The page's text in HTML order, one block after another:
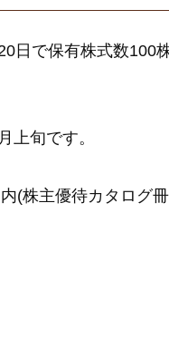
日で保有株式数100
上旬です。
(株主優待カタログ